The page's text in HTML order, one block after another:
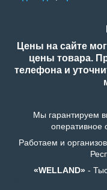
Цены на сайте
цены товара.
телефона и
Мы гарантируем
оперативное
Работаем и
«WELLAND»-